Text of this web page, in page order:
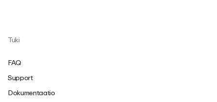
Tuki
FAQ
Support
Dokumentaatio